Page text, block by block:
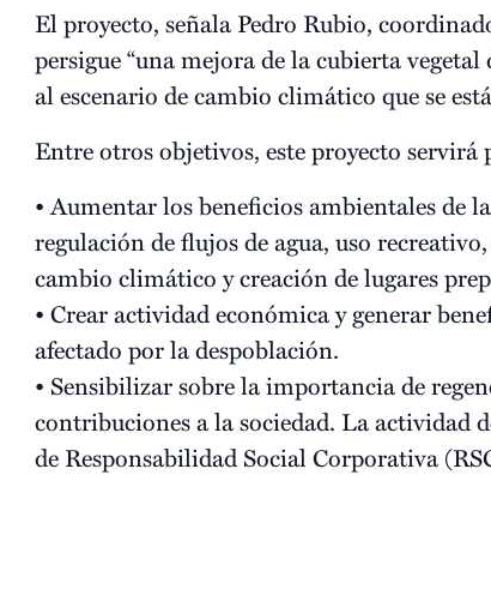
El proyecto, señala Pedro Rubio,
persigue “una mejora de la cubierta
al escenario de cambio climático que se
Entre otros objetivos, este proyecto servirá
• Aumentar los beneficios ambientales de
regulación de flujos de agua, uso
cambio climático y creación de lugares
• Crear actividad económica y generar
afectado por la despoblación.
• Sensibilizar sobre la importancia de
contribuciones a la sociedad. La actividad
de Responsabilidad Social Corporativa